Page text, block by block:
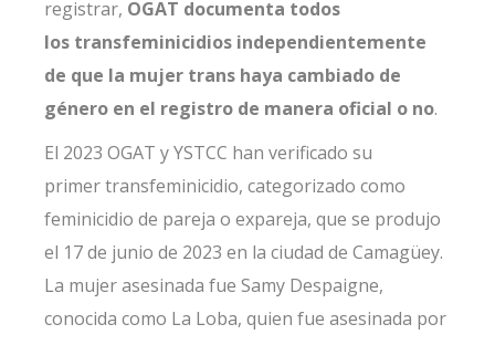
registrar, OGAT documenta todos
los transfeminicidios independientemente
de que la mujer trans haya cambiado de
género en el registro de manera oficial o no.
El 2023 OGAT y YSTCC han verificado su
primertransfeminicidio, categorizado como
feminicidio de pareja o expareja, que se produjo
el 17 de junio de 2023 en la ciudad de Camagüey.
La mujer asesinada fue Samy Despaigne,
conocida como La Loba, quien fue asesinada por